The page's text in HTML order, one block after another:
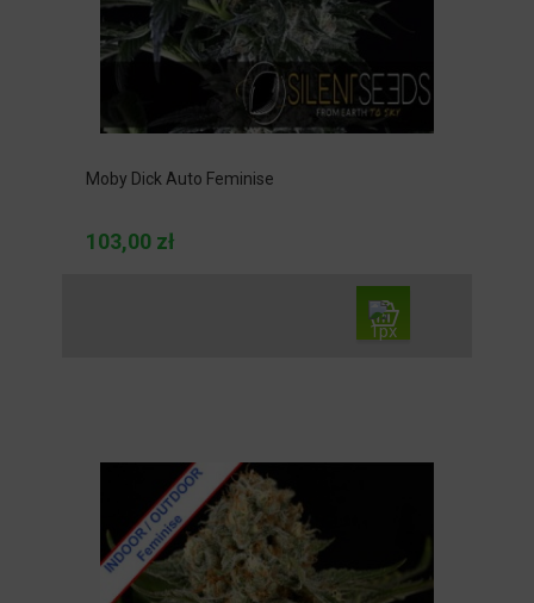
Moby Dick Auto Feminise
103,00 zł